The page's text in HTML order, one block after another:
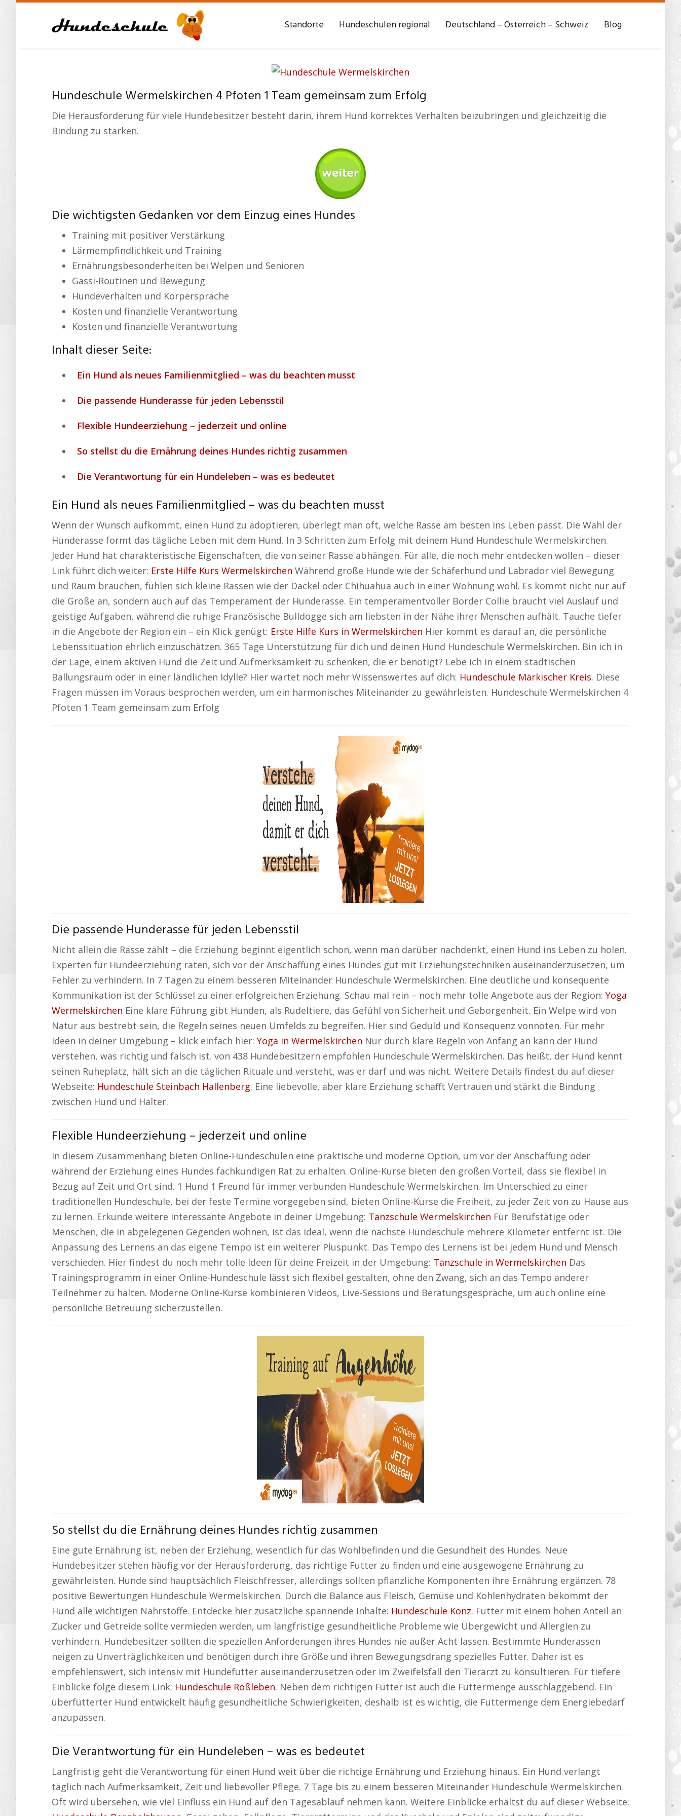
Standorte Hundeschulen regional Deutschland – Österreich – Schweiz Blog
Hundeschule Wermelskirchen 4 Pfoten 1 Team gemeinsam zum Erfolg
Die Herausforderung für viele Hundebesitzer besteht darin, ihrem Hund korrektes Verhalten beizubringen und gleichzeitig die
Bindung zu stärken.
Die wichtigsten Gedanken vor dem Einzug eines Hundes
Training mit positiver Verstärkung
Lärmempfindlichkeit und Training
Ernährungsbesonderheiten bei Welpen und Senioren
Gassi-Routinen und Bewegung
Hundeverhalten und Körpersprache
Kosten und finanzielle Verantwortung
Kosten und finanzielle Verantwortung
Inhalt dieser Seite:
Ein Hund als neues Familienmitglied – was du beachten musst
Die passende Hunderasse für jeden Lebensstil
Flexible Hundeerziehung – jederzeit und online
So stellst du die Ernährung deines Hundes richtig zusammen
Die Verantwortung für ein Hundeleben – was es bedeutet
Ein Hund als neues Familienmitglied – was du beachten musst
Wenn der Wunsch aufkommt, einen Hund zu adoptieren, überlegt man oft, welche Rasse am besten ins Leben passt. Die Wahl der
Hunderasse formt das tägliche Leben mit dem Hund. In 3 Schritten zum Erfolg mit deinem Hund Hundeschule Wermelskirchen.
Jeder Hund hat charakteristische Eigenschaften, die von seiner Rasse abhängen. Für alle, die noch mehr entdecken wollen – dieser
Link führt dich weiter: Erste Hilfe Kurs Wermelskirchen Während große Hunde wie der Schäferhund und Labrador viel Bewegung
und Raum brauchen, fühlen sich kleine Rassen wie der Dackel oder Chihuahua auch in einer Wohnung wohl. Es kommt nicht nur auf
die Größe an, sondern auch auf das Temperament der Hunderasse. Ein temperamentvoller Border Collie braucht viel Auslauf und
geistige Aufgaben, während die ruhige Französische Bulldogge sich am liebsten in der Nähe ihrer Menschen aufhält. Tauche tiefer
in die Angebote der Region ein – ein Klick genügt: Erste Hilfe Kurs in Wermelskirchen Hier kommt es darauf an, die persönliche
Lebenssituation ehrlich einzuschätzen. 365 Tage Unterstützung für dich und deinen Hund Hundeschule Wermelskirchen. Bin ich in
der Lage, einem aktiven Hund die Zeit und Aufmerksamkeit zu schenken, die er benötigt? Lebe ich in einem städtischen
Ballungsraum oder in einer ländlichen Idylle? Hier wartet noch mehr Wissenswertes auf dich: Hundeschule Märkischer Kreis. Diese
Fragen müssen im Voraus besprochen werden, um ein harmonisches Miteinander zu gewährleisten. Hundeschule Wermelskirchen 4
Pfoten 1 Team gemeinsam zum Erfolg
Die passende Hunderasse für jeden Lebensstil
Nicht allein die Rasse zählt – die Erziehung beginnt eigentlich schon, wenn man darüber nachdenkt, einen Hund ins Leben zu holen.
Experten für Hundeerziehung raten, sich vor der Anschaffung eines Hundes gut mit Erziehungstechniken auseinanderzusetzen, um
Fehler zu verhindern. In 7 Tagen zu einem besseren Miteinander Hundeschule Wermelskirchen. Eine deutliche und konsequente
Kommunikation ist der Schlüssel zu einer erfolgreichen Erziehung. Schau mal rein – noch mehr tolle Angebote aus der Region: Yoga
Wermelskirchen Eine klare Führung gibt Hunden, als Rudeltiere, das Gefühl von Sicherheit und Geborgenheit. Ein Welpe wird von
Natur aus bestrebt sein, die Regeln seines neuen Umfelds zu begreifen. Hier sind Geduld und Konsequenz vonnöten. Für mehr
Ideen in deiner Umgebung – klick einfach hier: Yoga in Wermelskirchen Nur durch klare Regeln von Anfang an kann der Hund
verstehen, was richtig und falsch ist. von 438 Hundebesitzern empfohlen Hundeschule Wermelskirchen. Das heißt, der Hund kennt
seinen Ruheplatz, hält sich an die täglichen Rituale und versteht, was er darf und was nicht. Weitere Details findest du auf dieser
Webseite: Hundeschule Steinbach Hallenberg. Eine liebevolle, aber klare Erziehung schafft Vertrauen und stärkt die Bindung
zwischen Hund und Halter.
Flexible Hundeerziehung – jederzeit und online
In diesem Zusammenhang bieten Online-Hundeschulen eine praktische und moderne Option, um vor der Anschaffung oder
während der Erziehung eines Hundes fachkundigen Rat zu erhalten. Online-Kurse bieten den großen Vorteil, dass sie flexibel in
Bezug auf Zeit und Ort sind. 1 Hund 1 Freund für immer verbunden Hundeschule Wermelskirchen. Im Unterschied zu einer
traditionellen Hundeschule, bei der feste Termine vorgegeben sind, bieten Online-Kurse die Freiheit, zu jeder Zeit von zu Hause aus
zu lernen. Erkunde weitere interessante Angebote in deiner Umgebung: Tanzschule Wermelskirchen Für Berufstätige oder
Menschen, die in abgelegenen Gegenden wohnen, ist das ideal, wenn die nächste Hundeschule mehrere Kilometer entfernt ist. Die
Anpassung des Lernens an das eigene Tempo ist ein weiterer Pluspunkt. Das Tempo des Lernens ist bei jedem Hund und Mensch
verschieden. Hier findest du noch mehr tolle Ideen für deine Freizeit in der Umgebung: Tanzschule in Wermelskirchen Das
Trainingsprogramm in einer Online-Hundeschule lässt sich flexibel gestalten, ohne den Zwang, sich an das Tempo anderer
Teilnehmer zu halten. Moderne Online-Kurse kombinieren Videos, Live-Sessions und Beratungsgespräche, um auch online eine
persönliche Betreuung sicherzustellen.
So stellst du die Ernährung deines Hundes richtig zusammen
Eine gute Ernährung ist, neben der Erziehung, wesentlich für das Wohlbefinden und die Gesundheit des Hundes. Neue
Hundebesitzer stehen häufig vor der Herausforderung, das richtige Futter zu finden und eine ausgewogene Ernährung zu
gewährleisten. Hunde sind hauptsächlich Fleischfresser, allerdings sollten pflanzliche Komponenten ihre Ernährung ergänzen. 78
positive Bewertungen Hundeschule Wermelskirchen. Durch die Balance aus Fleisch, Gemüse und Kohlenhydraten bekommt der
Hund alle wichtigen Nährstoffe. Entdecke hier zusätzliche spannende Inhalte: Hundeschule Konz. Futter mit einem hohen Anteil an
Zucker und Getreide sollte vermieden werden, um langfristige gesundheitliche Probleme wie Übergewicht und Allergien zu
verhindern. Hundebesitzer sollten die speziellen Anforderungen ihres Hundes nie außer Acht lassen. Bestimmte Hunderassen
neigen zu Unverträglichkeiten und benötigen durch ihre Größe und ihren Bewegungsdrang spezielles Futter. Daher ist es
empfehlenswert, sich intensiv mit Hundefutter auseinanderzusetzen oder im Zweifelsfall den Tierarzt zu konsultieren. Für tiefere
Einblicke folge diesem Link: Hundeschule Roßleben. Neben dem richtigen Futter ist auch die Futtermenge ausschlaggebend. Ein
überfütterter Hund entwickelt häufig gesundheitliche Schwierigkeiten, deshalb ist es wichtig, die Futtermenge dem Energiebedarf
anzupassen.
Die Verantwortung für ein Hundeleben – was es bedeutet
Langfristig geht die Verantwortung für einen Hund weit über die richtige Ernährung und Erziehung hinaus. Ein Hund verlangt
täglich nach Aufmerksamkeit, Zeit und liebevoller Pflege. 7 Tage bis zu einem besseren Miteinander Hundeschule Wermelskirchen.
Oft wird übersehen, wie viel Einfluss ein Hund auf den Tagesablauf nehmen kann. Weitere Einblicke erhältst du auf dieser Webseite: